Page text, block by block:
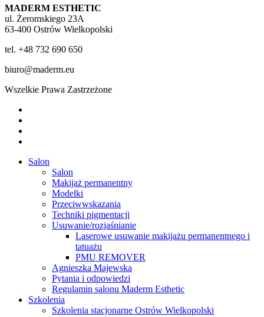
MADERM ESTHETIC
ul. Żeromskiego 23A
63-400 Ostrów Wielkopolski
tel. +48 732 690 650
biuro@maderm.eu
Wszelkie Prawa Zastrzeżone
Close
Salon
Salon
Makijaż permanentny
Modelki
Przeciwwskazania
Techniki pigmentacji
Usuwanie/rozjaśnianie
Laserowe usuwanie makijażu permanentnego i
tatuażu
PMU REMOVER
Agnieszka Majewska
Pytania i odpowiedzi
Regulamin salonu Maderm Esthetic
Szkolenia
Szkolenia stacjonarne Ostrów Wielkopolski